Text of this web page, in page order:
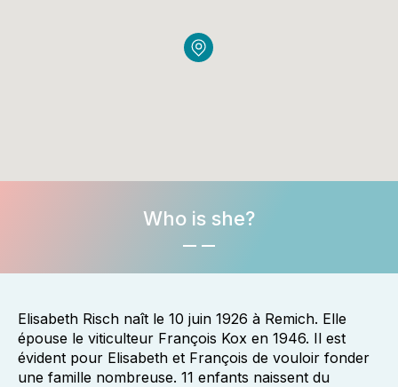
Who is she?
Elisabeth Risch naît le 10 juin 1926 à Remich. Elle
épouse le viticulteur François Kox en 1946. Il est
évident pour Elisabeth et François de vouloir fonder
une famille nombreuse. 11 enfants naissent du